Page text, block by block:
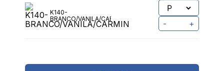
K140-
BRANCO/VANILA/CARMIN
- +